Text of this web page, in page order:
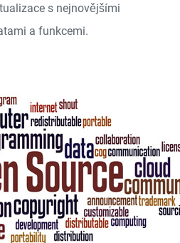
s nejnovějšími
a funkcemi.